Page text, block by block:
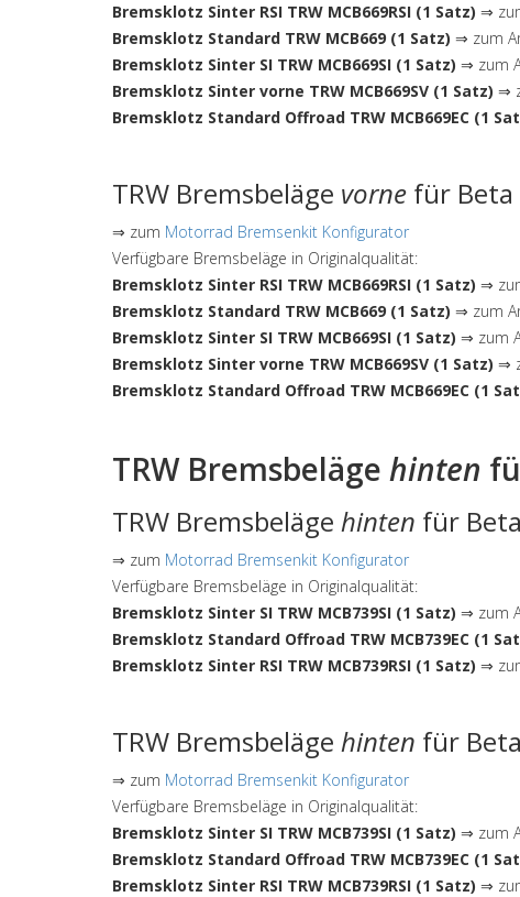
Bremsklotz Sinter RSI TRW MCB669RSI (1 Satz) ⇒
Bremsklotz Standard TRW MCB669 (1 Satz) ⇒ zum
Bremsklotz Sinter SI TRW MCB669SI (1 Satz) ⇒ zum
Bremsklotz Sinter vorne TRW MCB669SV (1 Satz) ⇒
Bremsklotz Standard Offroad TRW MCB669EC (1
TRW Bremsbeläge vorne für Beta
⇒ zum Motorrad Bremsenkit Konfigurator
Verfügbare Bremsbeläge in Originalqualität:
Bremsklotz Sinter RSI TRW MCB669RSI (1 Satz) ⇒
Bremsklotz Standard TRW MCB669 (1 Satz) ⇒ zum
Bremsklotz Sinter SI TRW MCB669SI (1 Satz) ⇒ zum
Bremsklotz Sinter vorne TRW MCB669SV (1 Satz) ⇒
Bremsklotz Standard Offroad TRW MCB669EC (1
TRW Bremsbeläge hinten
TRW Bremsbeläge hinten für
⇒ zum Motorrad Bremsenkit Konfigurator
Verfügbare Bremsbeläge in Originalqualität:
Bremsklotz Sinter SI TRW MCB739SI (1 Satz) ⇒ zum
Bremsklotz Standard Offroad TRW MCB739EC (1
Bremsklotz Sinter RSI TRW MCB739RSI (1 Satz) ⇒
TRW Bremsbeläge hinten für
⇒ zum Motorrad Bremsenkit Konfigurator
Verfügbare Bremsbeläge in Originalqualität:
Bremsklotz Sinter SI TRW MCB739SI (1 Satz) ⇒ zum
Bremsklotz Standard Offroad TRW MCB739EC (1
Bremsklotz Sinter RSI TRW MCB739RSI (1 Satz) ⇒